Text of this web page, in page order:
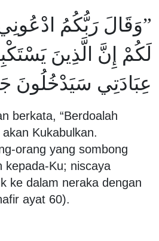
”وَقَالَ رَبُّكُمُ
لَكُمْ إِنَّ الَّذِينَ
عِبَادَتِي سَيَدْخُلُونَ
berkata, “Berdoalah
Kukabulkan.
orang yang sombong
kepada-Ku; niscaya
ke dalam neraka dengan
ayat 60).